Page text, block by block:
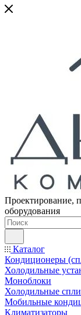
Проектирование,
оборудования
Каталог
Кондиционеры
Холодильные
Моноблоки
Холодильные
Мобильные
Климатизаторы